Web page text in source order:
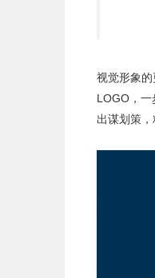
视觉形象
LOGO，
出谋划策，